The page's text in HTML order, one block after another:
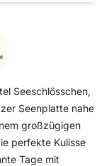
Seeschlösschen,
Seenplatte nahe
großzügigen
perfekte Kulisse
Tage mit